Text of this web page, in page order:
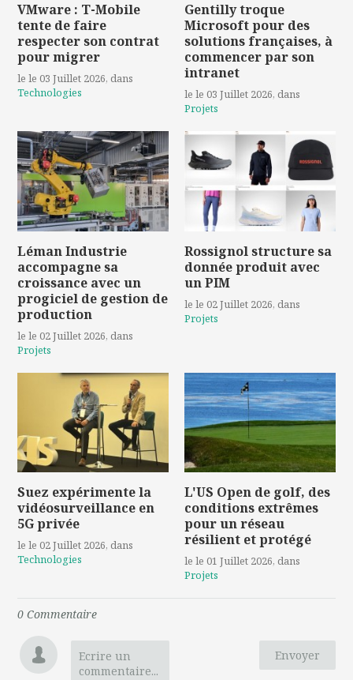
VMware : T-Mobile
tente de faire
respecter son contrat
pour migrer
le le 03 Juillet 2026, dans
Technologies
Gentilly troque
Microsoft pour des
solutions françaises, à
commencer par son
intranet
le le 03 Juillet 2026, dans
Projets
Léman Industrie
accompagne sa
croissance avec un
progiciel de gestion de
production
le le 02 Juillet 2026, dans
Projets
Rossignol structure sa
donnée produit avec
un PIM
le le 02 Juillet 2026, dans
Projets
Suez expérimente la
vidéosurveillance en
5G privée
le le 02 Juillet 2026, dans
Technologies
L'US Open de golf, des
conditions extrêmes
pour un réseau
résilient et protégé
le le 01 Juillet 2026, dans
Projets
0 Commentaire
Envoyer
Ecrire un
commentaire...